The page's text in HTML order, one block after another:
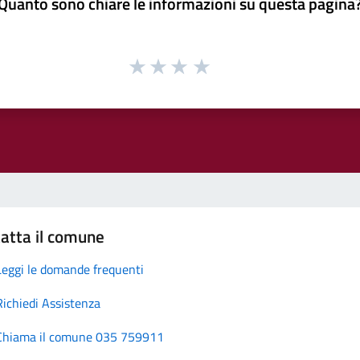
il comune
le domande frequenti
Assistenza
il comune 035 759911